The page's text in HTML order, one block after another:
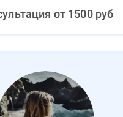
от 1500руб